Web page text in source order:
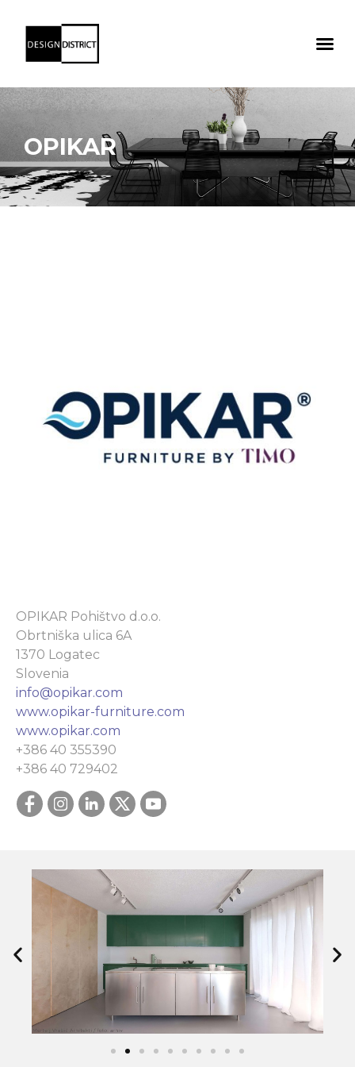
OPIKAR
OPIKAR Pohištvo d.o.o.
Obrtniška ulica 6A
1370 Logatec
Slovenia
info@opikar.com
www.opikar-furniture.com
www.opikar.com
+386 40 355390
+386 40 729402